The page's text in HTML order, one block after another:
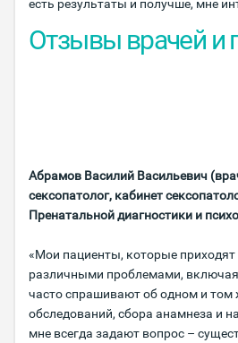
есть результаты и получше, мне
Отзывы врачей и
Абрамов Василий Васильевич
сексопатолог, кабинет
Пренатальной диагностики и
«Мои пациенты, которые приходят
различными проблемами,
часто спрашивают об одном и том
обследований, сбора анамнеза и
мне всегда задают вопрос –